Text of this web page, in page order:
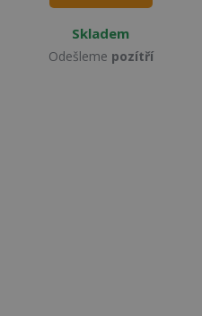
Skladem
Odešleme pozítří